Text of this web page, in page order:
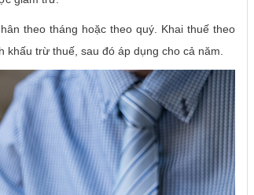
theo tháng hoặc theo quý. Khai thuế theo
trừ thuế, sau đó áp dụng cho cả năm.